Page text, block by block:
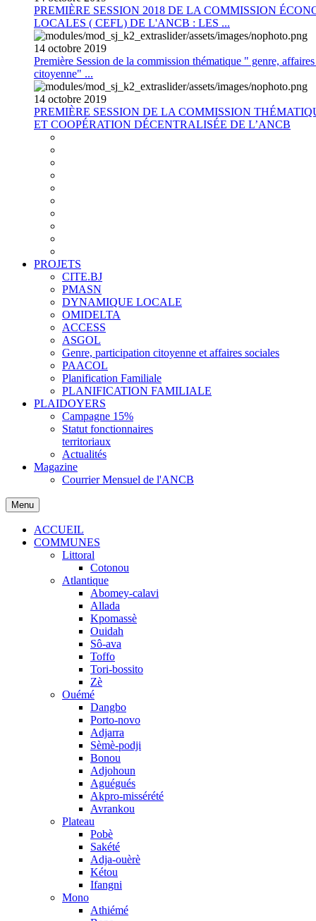
PREMIÈRE SESSION 2018 DE LA COMMISSION
LOCALES ( CEFL) DE L'ANCB : LES ...
14 octobre 2019
Première Session de la commission thématique " genre,
citoyenne" ...
14 octobre 2019
PREMIÈRE SESSION DE LA COMMISSION
ET COOPÉRATION DÉCENTRALISÉE DE L’ANCB
PROJETS
CITE.BJ
PMASN
DYNAMIQUE LOCALE
OMIDELTA
ACCESS
ASGOL
Genre, participation citoyenne et affaires sociales
PAACOL
Planification Familiale
PLANIFICATION FAMILIALE
PLAIDOYERS
Campagne 15%
Statut fonctionnaires
territoriaux
Actualités
Magazine
Courrier Mensuel de l'ANCB
Menu
ACCUEIL
COMMUNES
Littoral
Cotonou
Atlantique
Abomey-calavi
Allada
Kpomassè
Ouidah
Sô-ava
Toffo
Tori-bossito
Zè
Ouémé
Dangbo
Porto-novo
Adjarra
Sèmè-podji
Bonou
Adjohoun
Aguégués
Akpro-missérété
Avrankou
Plateau
Pobè
Sakété
Adja-ouèrè
Kétou
Ifangni
Mono
Athiémé